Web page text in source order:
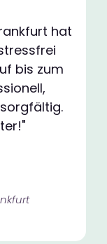
hat
bis zum